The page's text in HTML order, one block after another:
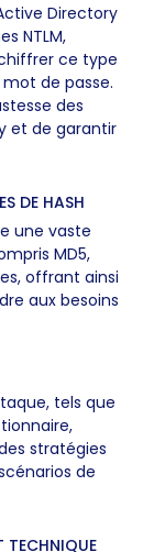
Directory
NTLM,
ce type
de passe.
des
et de garantir
DE HASH
une vaste
MD5,
offrant ainsi
aux besoins
tels que
stratégies
de
TECHNIQUE